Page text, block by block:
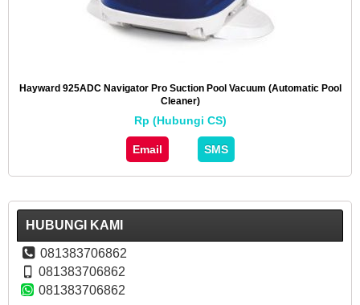
Hayward 925ADC Navigator Pro Suction Pool Vacuum (Automatic Pool
Cleaner)
Rp (Hubungi CS)
Email SMS
HUBUNGI KAMI
081383706862
081383706862
081383706862